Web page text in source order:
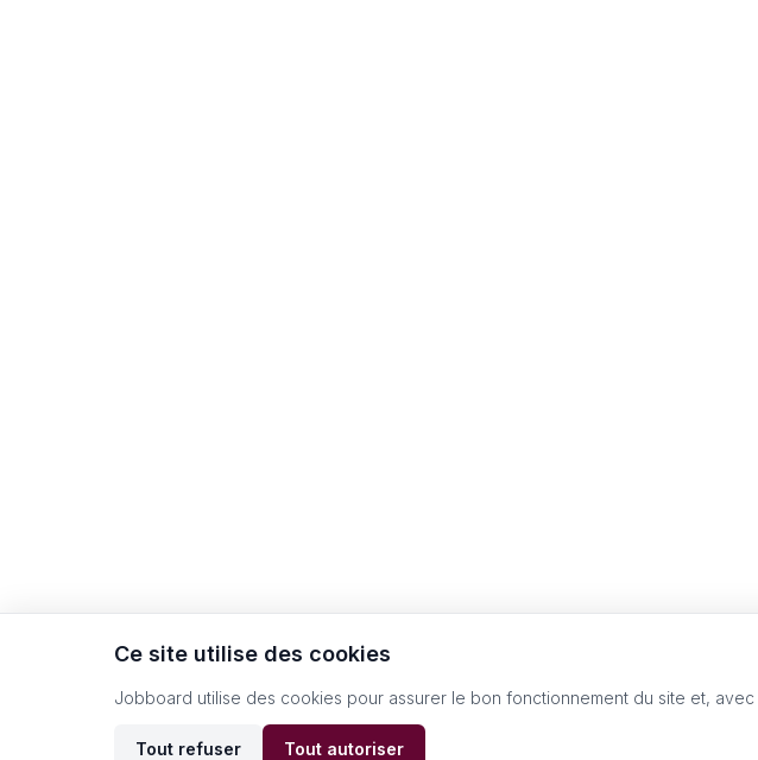
Ce site utilise des cookies
Jobboard utilise des cookies pour assurer le bon fonctionnement du site et,
Tout refuser Tout autoriser